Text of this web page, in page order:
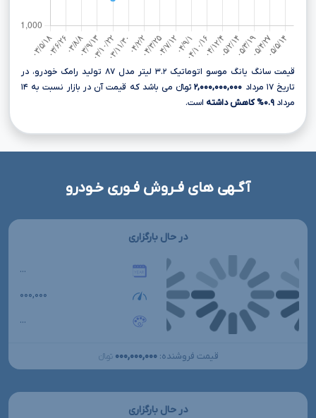
قیمت سانگ یانگ موسو اتوماتیک ۳.۲ لیتر مدل ۸۷ تولید رامک خودرو، در
تاریخ ۱۷ مرداد
۲,۰۰۰,۰۰۰,۰۰۰
تومانءءء می باشد که قیمت آن در بازار نسبت به ۱۴
مرداد ۰.۹% کاهش داشته است.
آگـهی های فـروش فـوری خـودرو
در حال بارگزاری
...
۰۰۰,۰۰۰
...
قیمت فروشنده: ۰۰۰,۰۰۰,۰۰۰ تومانءءء
در حال بارگزاری